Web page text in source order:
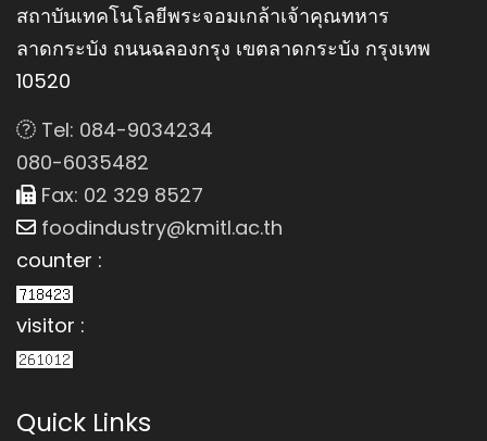
สถาบันเทคโนโลยีพระจอมเกล้าเจ้าคุณทหาร
ลาดกระบัง ถนนฉลองกรุง เขตลาดกระบัง กรุงเทพ
10520
Tel: 084-9034234
080-6035482
Fax: 02 329 8527
foodindustry@kmitl.ac.th
counter :
visitor :
Quick Links